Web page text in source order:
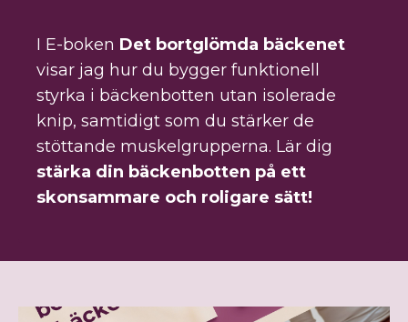
I E-boken Det bortglömda bäckenet
visar jag hur du bygger funktionell
styrka i bäckenbotten utan isolerade
knip, samtidigt som du stärker de
stöttande muskelgrupperna. Lär dig
stärka din bäckenbotten på ett
skonsammare och roligare sätt!